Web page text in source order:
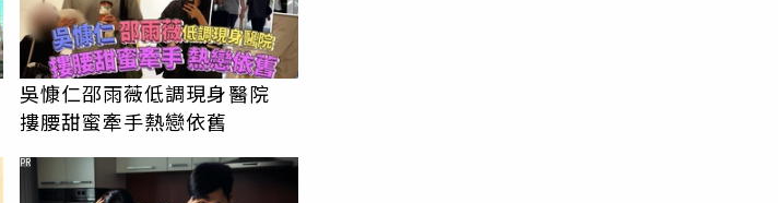
吳慷仁邵雨薇低調現身醫院
摟腰甜蜜牽手熱戀依舊
PR